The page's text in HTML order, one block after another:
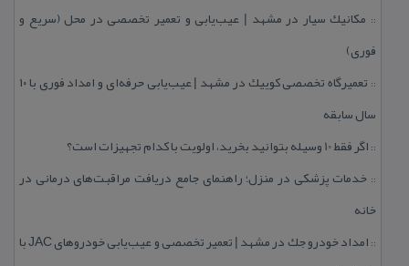
:: مكانیك سیار در مشهد | عیب‌یابی و تعمیر تخصصی در محل (سریع و
فوری)
::
تعمیرگاه تخصصی كوییك در مشهد | عیب‌یابی حرفه‌ای و امداد فوری با ۱۰
سال سابقه
:: اگر فقط 10 وسیله بتوانید بخرید، اولویت با كدام تجهیزات است؟
:: خدمات پزشكی در منزل؛ راهنمای جامع دریافت مراقبت‌های درمانی در
خانه
::
امداد خودرو جك در مشهد | تعمیر تخصصی و عیب‌یابی خودروهای JAC با